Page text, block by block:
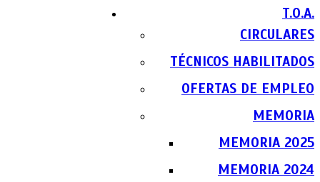
T.O.A.
CIRCULARES
TÉCNICOS HABILITADOS
OFERTAS DE EMPLEO
MEMORIA
MEMORIA 2025
MEMORIA 2024